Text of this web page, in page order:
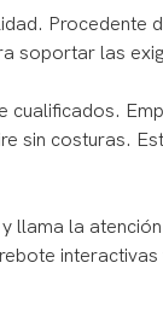
las
cualificados.
costuras.
la